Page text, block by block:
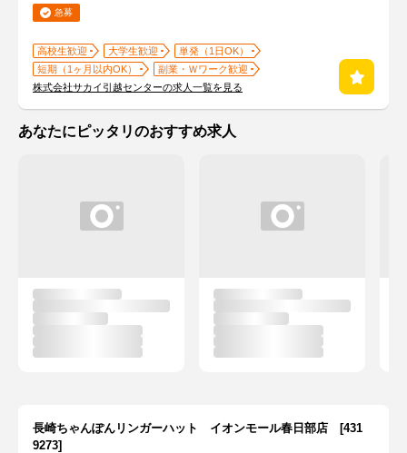
急募
高校生歓迎 大学生歓迎
単発（1日OK）
短期（1ヶ月以内OK）
副業・Ｗワーク歓迎
株式会社サカイ引越センターの求人一覧を見る
あなたにピッタリのおすすめ求人
長崎ちゃんぽんリンガーハット イオンモール春日部店 [431
9273]